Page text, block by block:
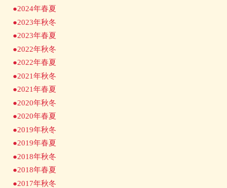
●2024年春夏
●2023年秋冬
●2023年春夏
●2022年秋冬
●2022年春夏
●2021年秋冬
●2021年春夏
●2020年秋冬
●2020年春夏
●2019年秋冬
●2019年春夏
●2018年秋冬
●2018年春夏
●2017年秋冬